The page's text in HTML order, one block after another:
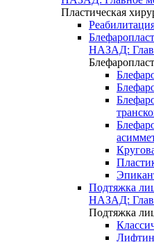
Пластическая
НАЗАД:
Подтяжка
НАЗАД:
Подтяжка